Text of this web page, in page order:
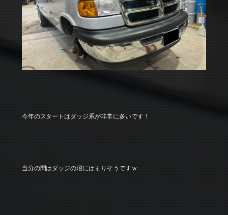
今年のスタートはダッジ系が非常に多いです！
当分の間はダッジの沼にはまりそうですｗ